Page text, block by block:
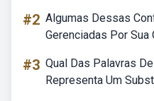
#2 Algumas Dessas
Gerenciadas Por Sua
#3 Qual Das Palavras
Representa Um